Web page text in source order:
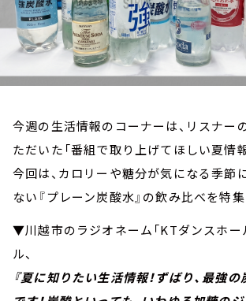
今週の生活情報のコーナーは、リスナー
ただいた「番組で取り上げてほしい夏情報
今回は、カロリーや糖分が気になる季節
ない『プレーン炭酸水』の飲み比べを特集
▼川越市のラジオネーム「KTダンスホー
ル、
『夏に知りたい生活情報！ずばり、最強